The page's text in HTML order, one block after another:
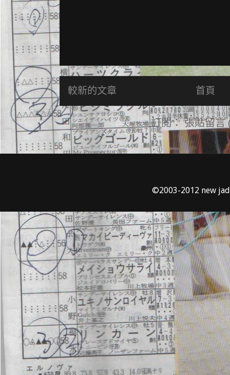
較新的文章 首頁
訂閱：張貼留言
©2003-2012 new